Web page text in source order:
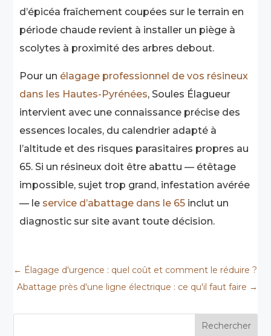
d’épicéa fraîchement coupées sur le terrain en
période chaude revient à installer un piège à
scolytes à proximité des arbres debout.
Pour un élagage professionnel de vos résineux
dans les Hautes-Pyrénées, Soules Élagueur
intervient avec une connaissance précise des
essences locales, du calendrier adapté à
l’altitude et des risques parasitaires propres au
65. Si un résineux doit être abattu — étêtage
impossible, sujet trop grand, infestation avérée
— le service d’abattage dans le 65 inclut un
diagnostic sur site avant toute décision.
← Élagage d'urgence : quel coût et comment le réduire ?
Abattage près d'une ligne électrique : ce qu'il faut faire →
Rechercher